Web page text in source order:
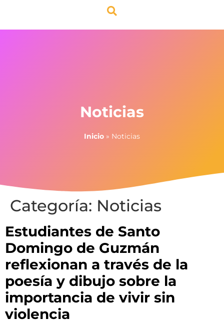
Noticias
Inicio » Noticias
Categoría: Noticias
Estudiantes de Santo
Domingo de Guzmán
reflexionan a través de la
poesía y dibujo sobre la
importancia de vivir sin
violencia